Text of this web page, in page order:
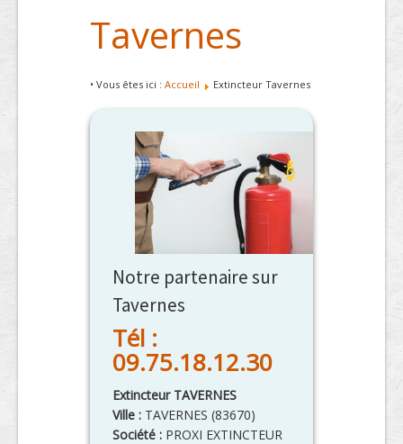
Tavernes
• Vous êtes ici : Accueil Extincteur Tavernes
Notre partenaire sur
Tavernes
Tél :
09.75.18.12.30
Extincteur TAVERNES
Ville : TAVERNES (83670)
Société : PROXI EXTINCTEUR